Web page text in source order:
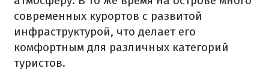
современных курортов с развитой
инфраструктурой, что делает его
комфортным для различных категорий
туристов.